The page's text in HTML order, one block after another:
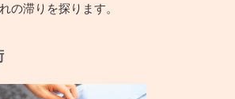
の滞りを探ります。